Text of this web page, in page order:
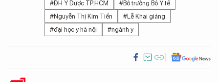
#ĐH Y Dược TP.HCM
#Bộ trưởng Bộ Y tế
#Nguyễn Thị Kim Tiến
#Lễ Khai giảng
#đại học y hà nội
#ngành y